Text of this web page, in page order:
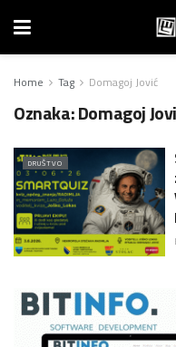
Home Tag Domagoj Jović
Oznaka:Domagoj
DRUŠTVO